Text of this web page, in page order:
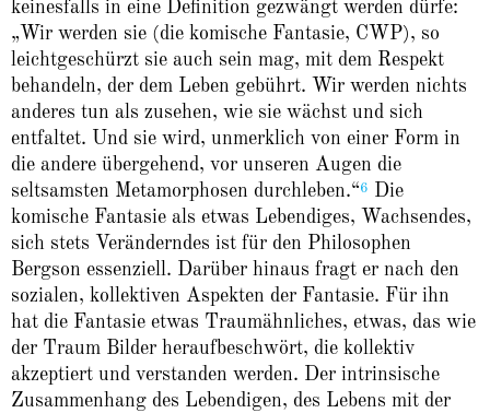
keinesfalls in eine Definition gezwängt werden dürfe:
„Wir werden sie (die komische Fantasie, CWP), so
leichtgeschürzt sie auch sein mag, mit dem Respekt
behandeln, der dem Leben gebührt. Wir werden nichts
anderes tun als zusehen, wie sie wächst und sich
entfaltet. Und sie wird, unmerklich von einer Form in
die andere übergehend, vor unseren Augen die
seltsamsten Metamorphosen durchleben.“6 Die
komische Fantasie als etwas Lebendiges, Wachsendes,
sich stets Veränderndes ist für den Philosophen
Bergson essenziell. Darüber hinaus fragt er nach den
sozialen, kollektiven Aspekten der Fantasie. Für ihn
hat die Fantasie etwas Traumähnliches, etwas, das wie
der Traum Bilder heraufbeschwört, die kollektiv
akzeptiert und verstanden werden. Der intrinsische
Zusammenhang des Lebendigen, des Lebens mit der